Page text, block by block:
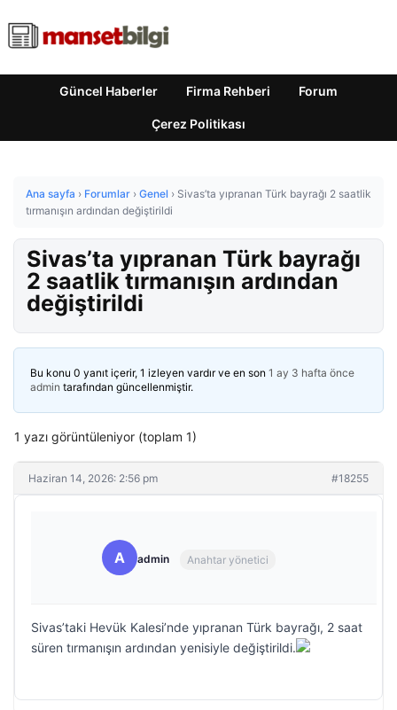
Güncel Haberler Firma Rehberi Forum
Çerez Politikası
Ana sayfa › Forumlar › Genel › Sivas’ta yıpranan Türk bayrağı 2 saatlik
tırmanışın ardından değiştirildi
Sivas’ta yıpranan Türk bayrağı
2 saatlik tırmanışın ardından
değiştirildi
Bu konu 0 yanıt içerir, 1 izleyen vardır ve en son 1 ay 3 hafta önce
admin tarafından güncellenmiştir.
1 yazı görüntüleniyor (toplam 1)
Haziran 14, 2026: 2:56 pm #18255
A admin Anahtar yönetici
Sivas’taki Hevük Kalesi’nde yıpranan Türk bayrağı, 2 saat
süren tırmanışın ardından yenisiyle değiştirildi.